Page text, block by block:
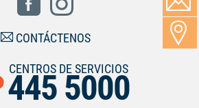
CONTÁCTENOS
CENTROS DE SERVICIOS
445 5000